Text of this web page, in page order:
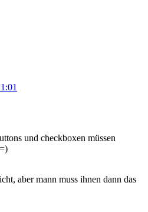
und checkboxen müssen
aber mann muss ihnen dann das